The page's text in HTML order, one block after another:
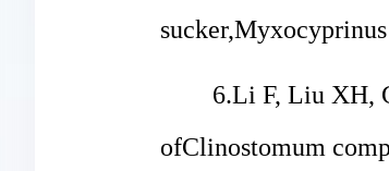
sucker,
6.Li F, Liu XH,
ofClinostomum